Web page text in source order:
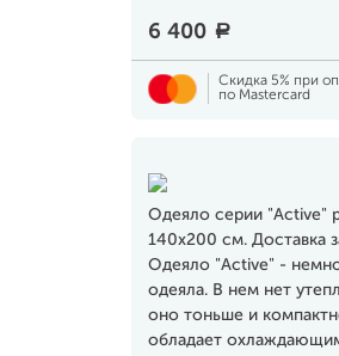
6 400 a
Скидка 5% при
по Mastercard
Одеяло серии "Active"
140x200 см. Доставка
Одеяло "Active" -
одеяла. В нем нет
оно тоньше и
обладает